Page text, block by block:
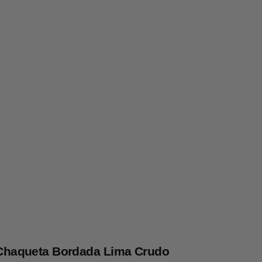
Bordada Lima Crudo